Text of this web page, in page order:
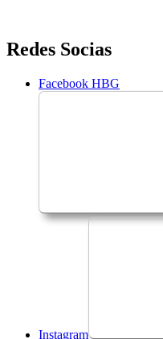
Saltar
para
conteúdo
Redes Socias
Facebook HBG
Instagram